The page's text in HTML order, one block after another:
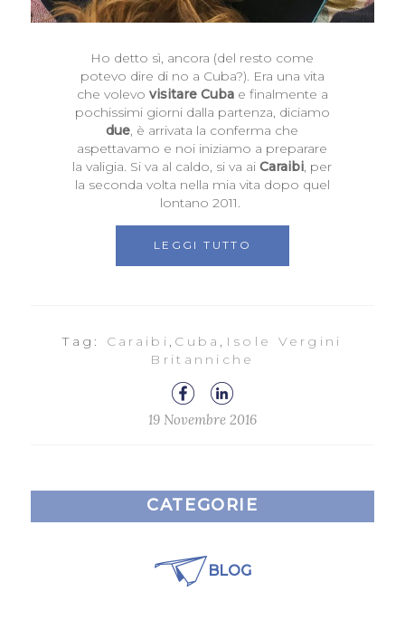
Ho detto sì, ancora (del resto come
potevo dire di no a Cuba?). Era una vita
che volevo visitare Cubae finalmente a
pochissimi giorni dalla partenza, diciamo
due, è arrivata la conferma che
aspettavamo e noi iniziamo a preparare
la valigia. Si va al caldo, si va aiCaraibi, per
la seconda volta nella mia vita dopo quel
lontano 2011.
LEGGI TUTTO
Tag: Caraibi , Cuba , Isole Vergini
Britanniche
19 Novembre 2016
CATEGORIE
BLOG